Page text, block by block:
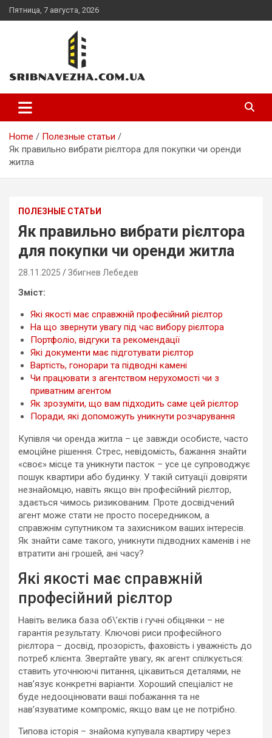
Skip
to
Пятница, 7 августа, 2026
sribnavezha.com.ua
Home
Полезные статьи
Як правильно вибрати рієлтора для покупки чи оренди
житла
ПОЛЕЗНЫЕ СТАТЬИ
Як правильно вибрати рієлтора
для покупки чи оренди житла
28.11.2025 Збигнев Лебедев
Зміст:
Які якості має справжній професійний рієлтор
На що звернути увагу під час вибору рієлтора
Портфоліо, відгуки та рекомендації
Які документи має підготувати рієлтор
Вартість, гонорари та підводні камені
Чи працювати з агентством нерухомості чи з
приватним агентом
Як зрозуміти, що вам підходить саме цей рієлтор
Поради, які допоможуть уникнути розчарування
Купівля чи оренда житла – це завжди особисте, часто
емоційне рішення. Стрес, невідомість, бажання знайти
«своє» місце та уникнути пасток – усе це супроводжує
пошук квартири або будинку. У такій ситуації довіряти
незнайомцю, навіть якщо він професійний рієлтор,
здається чимось ризикованим. Проте досвідчений
агент може стати не просто посередником, а
справжнім супутником та захисником ваших інтересів.
Як знайти саме такого, уникнути підводних каменів і не
втратити ані грошей, ані часу?
Які якості має справжній
професійний рієлтор
Навіть велика база об\’єктів і гучні обіцянки – не
гарантія результату. Ключові риси професійного
рієлтора – досвід, прозорість, фаховість і уважність до
потреб клієнта. Звертайте увагу, як агент спілкується:
ставить уточнюючі питання, цікавиться деталями, не
нав’язує конкретні варіанти. Хороший спеціаліст не
буде недооцінювати ваші побажання та не
нав’язуватиме компроміс, якщо вам це не потрібно.
Типова історія – знайома купувала квартиру через